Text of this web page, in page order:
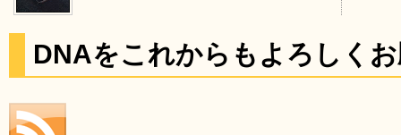
DNAをこれからもよろしく